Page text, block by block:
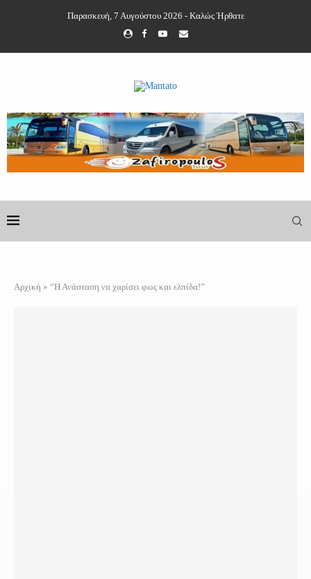
Παρασκευή, 7 Αυγούστου 2026 - Καλώς Ήρθατε
Αρχική » “Η Ανάσταση να χαρίσει φως και ελπίδα!”